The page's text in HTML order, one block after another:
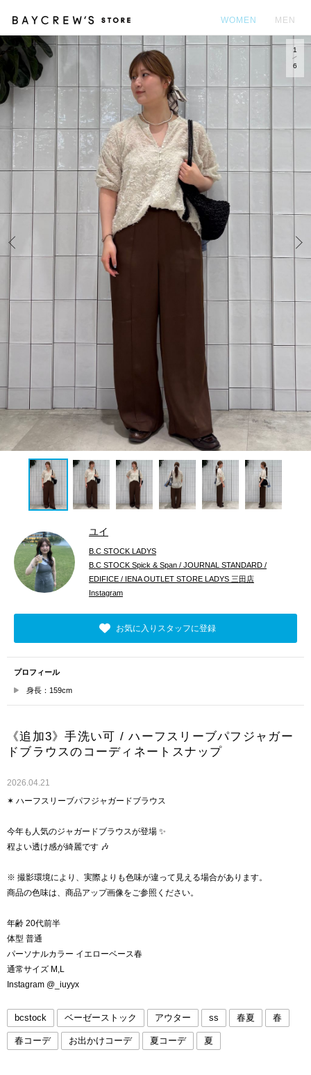
WOMEN MEN
1
6
ユイ
B.C STOCK LADYS
B.C STOCK Spick & Span / JOURNAL STANDARD /
EDIFICE / IENA OUTLET STORE LADYS 三田店
Instagram
お気に入りスタッフに登録
プロフィール
身長：159cm
《追加3》手洗い可 / ハーフスリーブパフジャガー
ドブラウスのコーディネートスナップ
2026.04.21
✶ ハーフスリーブパフジャガードブラウス
今年も人気のジャガードブラウスが登場 ✨
程よい透け感が綺麗です 🎶
※ 撮影環境により、実際よりも色味が違って見える場合があります。
商品の色味は、商品アップ画像をご参照ください。
年齢 20代前半
体型 普通
パーソナルカラー イエローベース春
通常サイズ M,L
Instagram @_iuyyx
bcstock ベーゼーストック アウター ss 春夏 春
春コーデ お出かけコーデ 夏コーデ 夏